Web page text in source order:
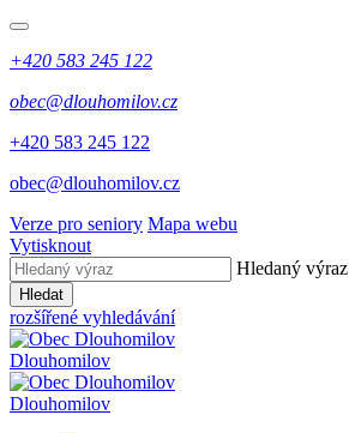
+420 583 245 122
obec@dlouhomilov.cz
+420 583 245 122
obec@dlouhomilov.cz
Verze pro seniory Mapa webu
Vytisknout
Hledaný výraz
Hledat
rozšířené vyhledávání
Dlouhomilov
Dlouhomilov